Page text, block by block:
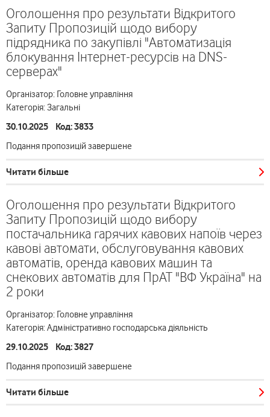
Оголошення про результати Відкритого
Запиту Пропозицій щодо вибору
підрядника по закупівлі "Автоматизація
блокування Інтернет-ресурсів на DNS-
серверах"
Організатор: Головне управління
Категорія: Загальні
30.10.2025 Код: 3833
Подання пропозицій завершене
Читати більше
Оголошення про результати Відкритого
Запиту Пропозицій щодо вибору
постачальника гарячих кавових напоїв через
кавові автомати, обслуговування кавових
автоматів, оренда кавових машин та
снекових автоматів для ПрАТ "ВФ Україна" на
2 роки
Організатор: Головне управління
Категорія: Адміністративно господарська діяльність
29.10.2025 Код: 3827
Подання пропозицій завершене
Читати більше